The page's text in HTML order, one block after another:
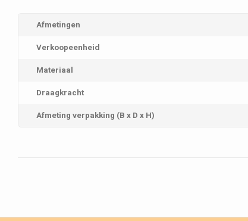
Afmetingen
Verkoopeenheid
Materiaal
Draagkracht
Afmeting verpakking (B x D x H)